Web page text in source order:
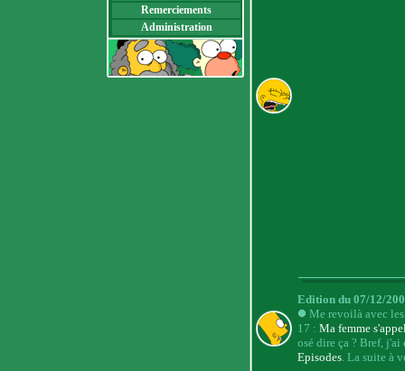
Remerciements
Administration
Edition du 07/12/
Me revoilà avec
17 : Ma femme
osé dire ça ? Bref,
Episodes. La suite à